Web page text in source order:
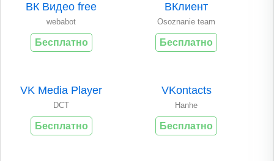
ВК Видео free
webabot
Бесплатно
ВКлиент
Osoznanie team
Бесплатно
VK Media Player
DCT
Бесплатно
VKontacts
Hanhe
Бесплатно